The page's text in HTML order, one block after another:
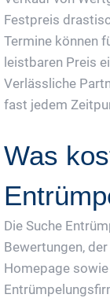
Festpreis
Termine können
leistbaren Preis
Verlässliche
fast jedem
Was
Die Suche
Bewertungen,
Homepage